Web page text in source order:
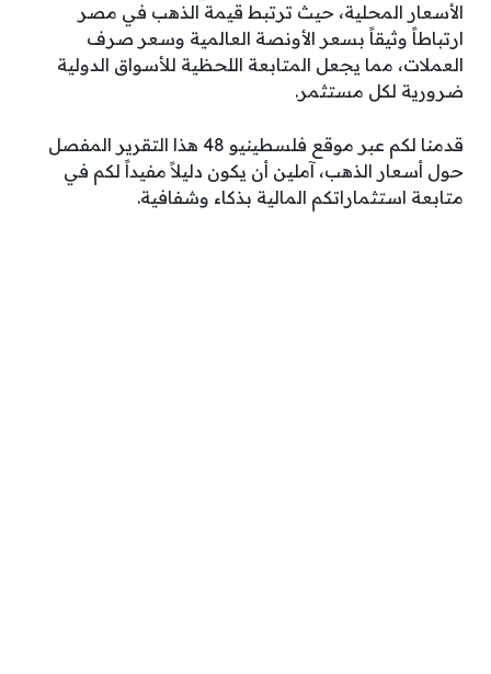
الأسعار المحلية، حيث ترتبط قيمة الذهب في مصر
ارتباطاً وثيقاً بسعر الأونصة العالمية وسعر صرف
العملات، مما يجعل المتابعة اللحظية للأسواق الدولية
ضرورية لكل مستثمر.
قدمنا لكم عبر موقع فلسطينيو 48 هذا التقرير المفصل
حول أسعار الذهب، آملين أن يكون دليلاً مفيداً لكم في
متابعة استثماراتكم المالية بذكاء وشفافية.